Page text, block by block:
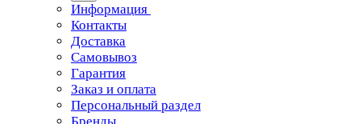
Информация
Контакты
Доставка
Самовывоз
Гарантия
Заказ и оплата
Персональный раздел
Бренды